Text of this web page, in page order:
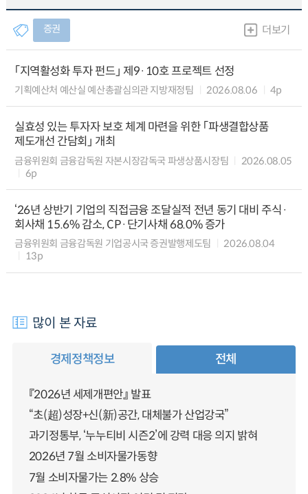
증권 더보기
「지역활성화 투자 펀드」 제9·10호 프로젝트 선정
기획예산처 예산실 예산총괄심의관 지방재정팀 2026.08.06 4p
실효성 있는 투자자 보호 체계 마련을 위한 「파생결합상품
제도개선 간담회」 개최
금융위원회 금융감독원 자본시장감독국 파생상품시장팀
2026.08.05
6p
‘26년 상반기 기업의 직접금융 조달실적 전년 동기 대비 주식·
회사채 15.6% 감소, CP·단기사채 68.0% 증가
금융위원회 금융감독원 기업공시국 증권발행제도팀
2026.08.04
13p
많이 본 자료
경제정책정보 전체
『2026년 세제개편안』 발표
“초(超)성장+신(新)공간, 대체불가 산업강국”
과기정통부, ‘누누티비 시즌2’에 강력 대응 의지 밝혀
2026년 7월 소비자물가동향
7월 소비자물가는 2.8% 상승